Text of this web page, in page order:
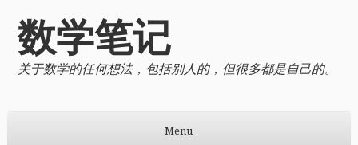
数学笔记
关于数学的任何想法，包括别人的，但很多都是自己的。
Menu